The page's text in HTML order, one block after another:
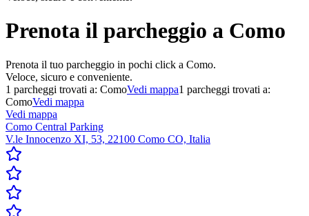
Prenota il parcheggio a Como
Prenota il tuo parcheggio in pochi click a Como.
Veloce, sicuro e conveniente.
1 parcheggi trovati a: ComoVedi mappa1 parcheggi trovati a:
ComoVedi mappa
Vedi mappa
Como Central Parking
V.le Innocenzo XI, 53, 22100 Como CO, Italia